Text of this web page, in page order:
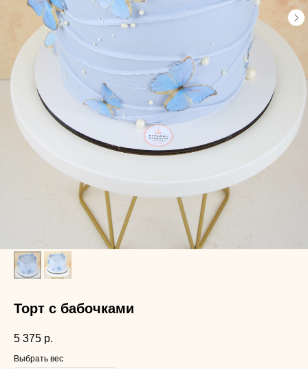
Торт с бабочками
5 375 р.
Выбрать вес